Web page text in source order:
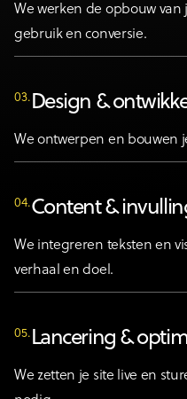
We werken de opbouw
gebruik en conversie.
03. Design &
We ontwerpen en bouwen
04.Content &
We integreren teksten en
verhaal en doel.
05. Lancering &
We zetten je site live en